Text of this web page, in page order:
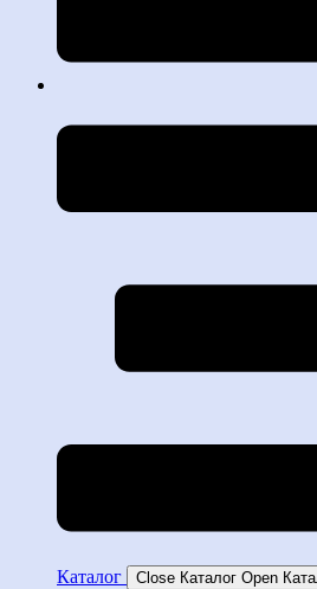
Каталог Close Каталог Open